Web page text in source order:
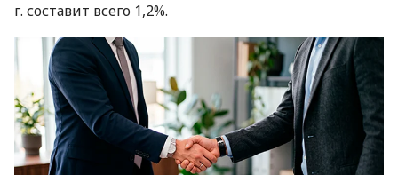
г. составит всего 1,2%.